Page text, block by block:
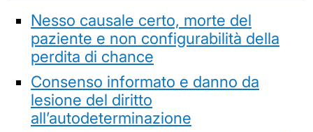
Nesso causale certo, morte del
paziente e non configurabilità della
perdita di chance
Consenso informato e danno da
lesione del diritto
all’autodeterminazione